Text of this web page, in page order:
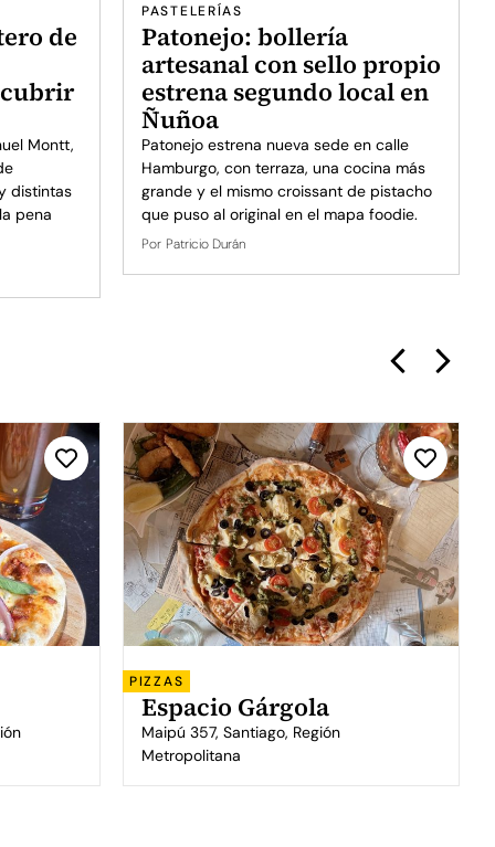
de
Montt,
distintas
pena
PASTELERÍAS
Patonejo: bollería
artesanal con sello propio
estrena segundo local en
Ñuñoa
Patonejo estrena nueva sede en calle
Hamburgo, con terraza, una cocina más
grande y el mismo croissant de pistacho
que puso al original en el mapa foodie.
Por Patricio Durán
PIZZAS
Espacio Gárgola
Maipú 357, Santiago, Región
Metropolitana